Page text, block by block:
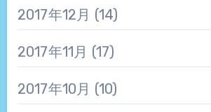
2017年12月 (14)
2017年11月 (17)
2017年10月 (10)